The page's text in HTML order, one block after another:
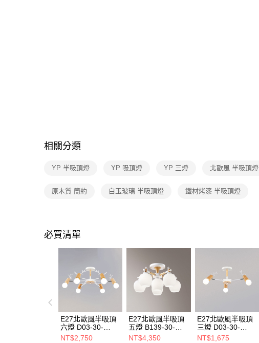
相關分類
YP 半吸頂燈 YP 吸頂燈 YP 三燈 北歐風 半吸頂燈
原木質 簡約 白玉玻璃 半吸頂燈 鐵材烤漆 半吸頂燈
必買清單
E27北歐風半吸頂
六燈 D03-30-
21692B
NT$2,750
E27北歐風半吸頂
五燈 B139-30-
21242A 21242B
NT$4,350
E27北歐風半吸頂
三燈 D03-30-
21693B
NT$1,675